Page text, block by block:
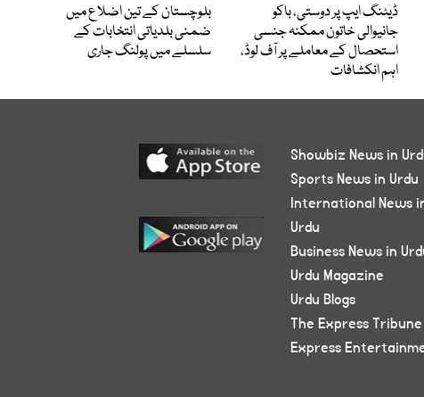
ڈیٹنگ ایپ پر دوستی، باکو
جانیوالی خاتون ممکنہ جنسی
استحصال کے معاملے پر آف لوڈ،
اہم انکشافات
بلوچستان کے تین اضلاع میں
ضمنی بلدیاتی انتخابات کے
سلسلے میں پولنگ جاری
Showbiz News in
Sports News in Urdu
International News
Urdu
Business News in
Urdu Magazine
Urdu Blogs
The Express Tribune
Express